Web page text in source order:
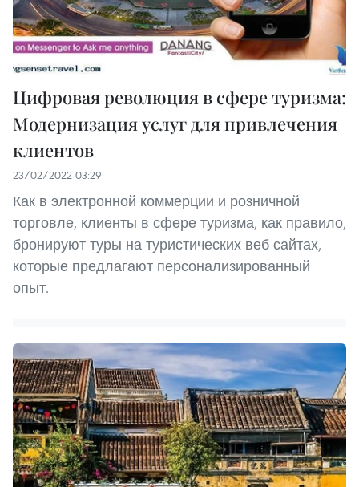
Цифровая революция в сфере туризма:
Модернизация услуг для привлечения
клиентов
23/02/2022 03:29
Как в электронной коммерции и розничной
торговле, клиенты в сфере туризма, как правило,
бронируют туры на туристических веб-сайтах,
которые предлагают персонализированный
опыт.